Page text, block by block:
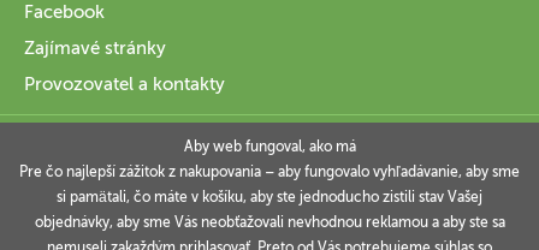
Facebook
Zajímavé stránky
Provozovatel a kontakty
INFORMACE
Aby web fungoval, ako má
Pre čo najlepší zážitok z nakupovania – aby fungovalo vyhľadávanie, aby sme
si pamätali, čo máte v košíku, aby ste jednoducho zistili stav Vašej
objednávky, aby sme Vás neobťažovali nevhodnou reklamou a aby ste sa